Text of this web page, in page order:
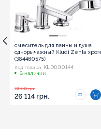
смеситель для ванны и душа
однорычажный Kludi Zenta хром
(384460575)
Код товара: KLD000144
В наличии
32 643 грн.
26 114 грн.